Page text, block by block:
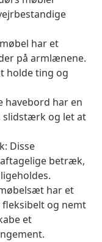
har et
på armlænene.
holde ting og
havebord har en
slidstærk og let at
Disse
betræk,
har et
og nemt
et